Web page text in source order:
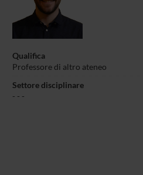
Qualifica
Professore di altro ateneo
Settore disciplinare
- - -